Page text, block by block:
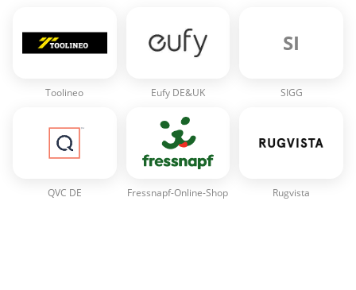
Toolineo Eufy DE&UK
SI
SIGG
QVC DE Fressnapf-Online-Shop Rugvista